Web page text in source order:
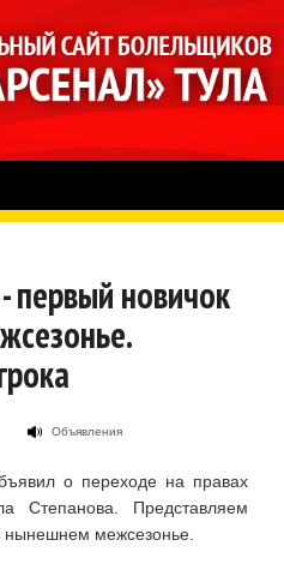
первый новичок
Объявления
о переходе на правах
Степанова. Представляем
нынешнем межсезонье.